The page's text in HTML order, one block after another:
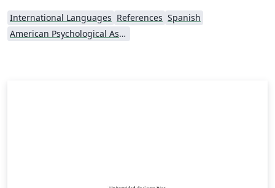
International Languages References Spanish
American Psychological Association